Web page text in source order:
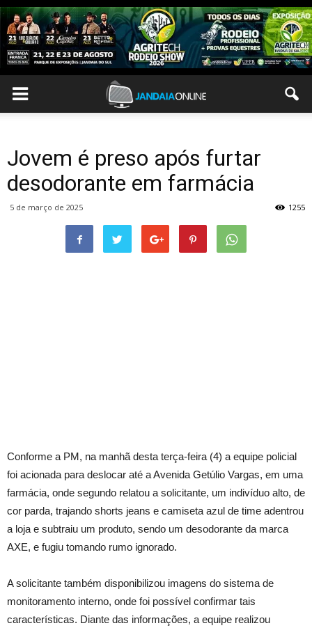
Jovem é preso após furtar
desodorante em farmácia
5 de março de 2025 1255
Conforme a PM, na manhã desta terça-feira (4) a equipe policial
foi acionada para deslocar até a Avenida Getúlio Vargas, em uma
farmácia, onde segundo relatou a solicitante, um indivíduo alto, de
cor parda, trajando shorts jeans e camiseta azul de time adentrou
a loja e subtraiu um produto, sendo um desodorante da marca
AXE, e fugiu tomando rumo ignorado.
A solicitante também disponibilizou imagens do sistema de
monitoramento interno, onde foi possível confirmar tais
características. Diante das informações, a equipe realizou